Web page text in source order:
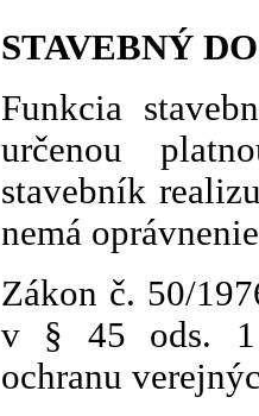
STAVEBNÝ
Funkcia
určenou
stavebník
nemá
Zákon č. 50/
v § 45 ods. 1
ochranu